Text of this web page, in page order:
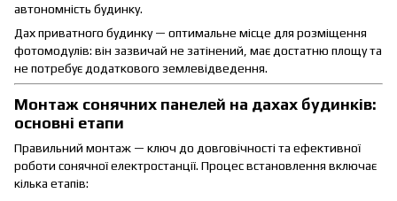
автономність будинку.
Дах приватного будинку — оптимальне місце для розміщення
фотомодулів: він зазвичай не затінений, має достатню площу та
не потребує додаткового землевідведення.
Монтаж сонячних панелей на дахах будинків:
основні етапи
Правильний монтаж — ключ до довговічності та ефективної
роботи сонячної електростанції. Процес встановлення включає
кілька етапів: